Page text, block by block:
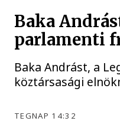
Baka
parlamenti
Baka Andrást, a
köztársasági
TEGNAP 14:32